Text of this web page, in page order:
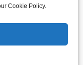
Cookie Policy.